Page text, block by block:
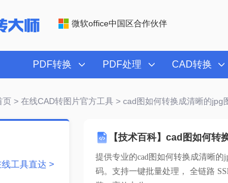
微软office中国区合作伙伴
PDF转换 PDF处理 CAD转换
页> 在线CAD转图片官方工具> cad图如何转换成清晰的jpg
【技术百科】cad图如何转
提供专业的cad图如何转换成清晰的
码。支持一键
工具直达 >